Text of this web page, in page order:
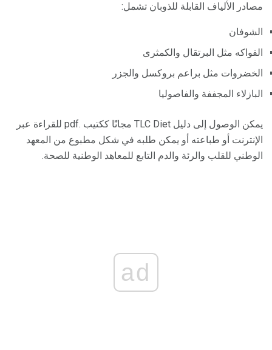
مصادر الألياف القابلة للذوبان تشمل:
الشوفان
الفواكه مثل البرتقال والكمثرى
الخضروات مثل براعم بروكسل والجزر
البازلاء المجففة والفاصوليا
يمكن الوصول إلى دليل TLC Diet مجانًا ككتيب .pdf للقراءة عبر
الإنترنت أو طباعته أو يمكن طلبه في شكل مطبوع من المعهد
الوطني للقلب والرئة والدم التابع للمعاهد الوطنية للصحة.
ad